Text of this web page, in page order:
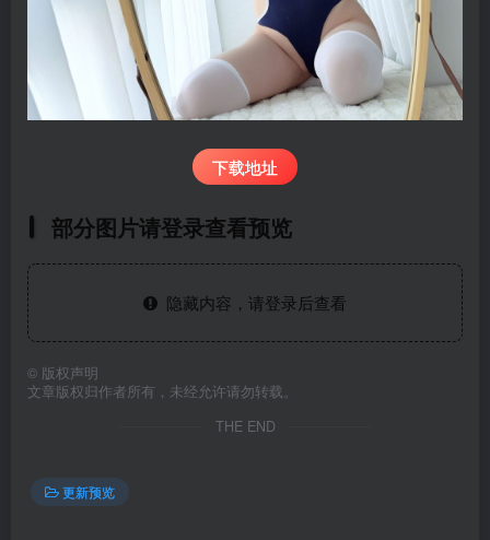
下载地址
部分图片请登录查看预览
隐藏内容，请登录后查看
© 版权声明
文章版权归作者所有，未经允许请勿转载。
THE END
更新预览